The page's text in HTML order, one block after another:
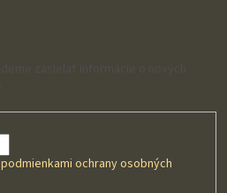
podmienkami ochrany osobných